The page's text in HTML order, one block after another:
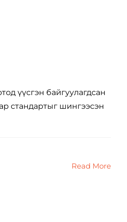
үүсгэн байгуулагдсан
стандартыг шингээсэн
Read More